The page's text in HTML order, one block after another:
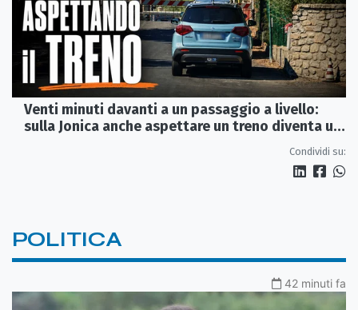
Venti minuti davanti a un passaggio a livello:
sulla Jonica anche aspettare un treno diventa un
Condividi su:
POLITICA
42 minuti fa